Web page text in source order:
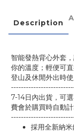
Description
智能發熱背心外套
你的溫度；輕便可
登山及休閒外出時
7-14日內出貨，可
費會於購買時自動
採用全新納